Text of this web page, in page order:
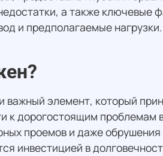
а также ключевые
и предполагаемые
элемент, который
к дорогостоящим
проемов и даже
инвестицией в